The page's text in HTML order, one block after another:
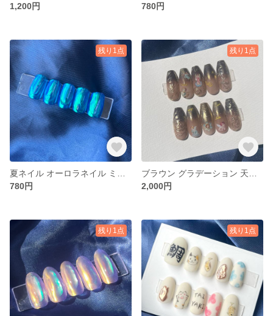
1,200円
780円
残り1点
780円
残り1点
2,000円
残り1点 残り1点